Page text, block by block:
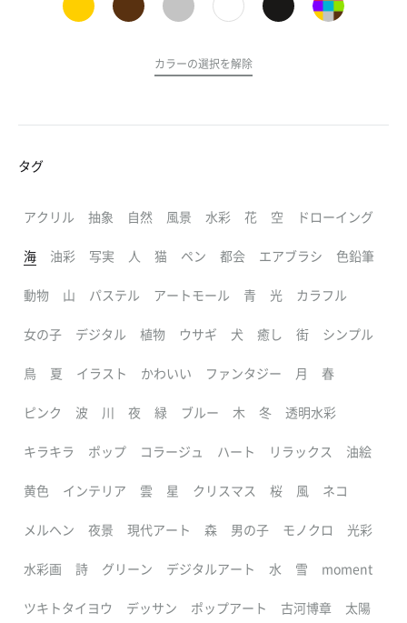
カラーの選択を解除
タグ
アクリル 抽象 自然 風景 水彩 花 空 ドローイング
海 油彩 写実 人 猫 ペン 都会 エアブラシ 色鉛筆
動物 山 パステル アートモール 青 光 カラフル
女の子 デジタル 植物 ウサギ 犬 癒し 街 シンプル
鳥 夏 イラスト かわいい ファンタジー 月 春
ピンク 波 川 夜 緑 ブルー 木 冬 透明水彩
キラキラ ポップ コラージュ ハート リラックス 油絵
黄色 インテリア 雲 星 クリスマス 桜 風 ネコ
メルヘン 夜景 現代アート 森 男の子 モノクロ 光彩
水彩画 詩 グリーン デジタルアート 水 雪 moment
ツキトタイヨウ デッサン ポップアート 古河博章 太陽